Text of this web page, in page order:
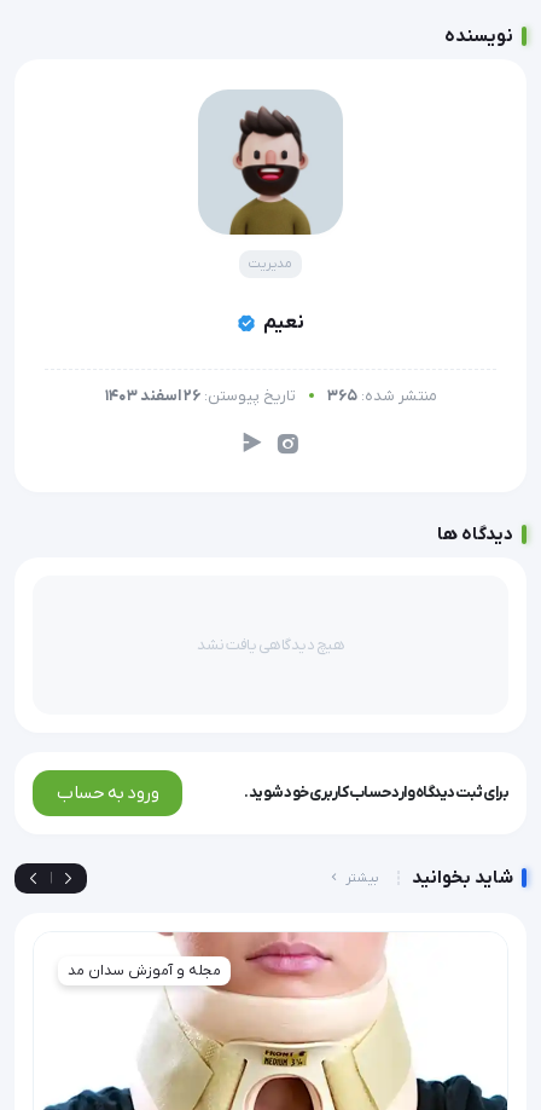
نویسنده
مدیریت
نعیم
منتشر شده: 365 تاریخ پیوستن: 26 اسفند 1403
دیدگاه ها
هیچ دیدگاهی یافت نشد
برای ثبت دیدگاه وارد حساب کاربری خود شوید. ورود به حساب
شاید بخوانید بیشتر
مجله و آموزش سدان مد